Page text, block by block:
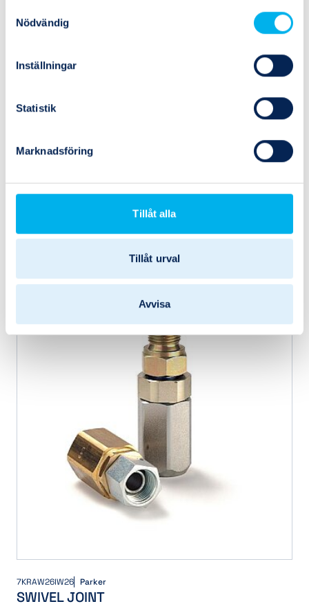
Nödvändig
Inställningar
Statistik
Marknadsföring
Tillåt alla
Tillåt urval
Avvisa
SWIVEL JOINT 3/4
7KRAW26IW26 Parker
SWIVEL JOINT